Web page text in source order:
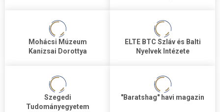
Mohácsi Múzeum
Kanizsai Dorottya
ELTE BTC Szláv és Balti
Nyelvek Intézete
Szegedi
Tudományegyetem
"Baratshag" havi magazin